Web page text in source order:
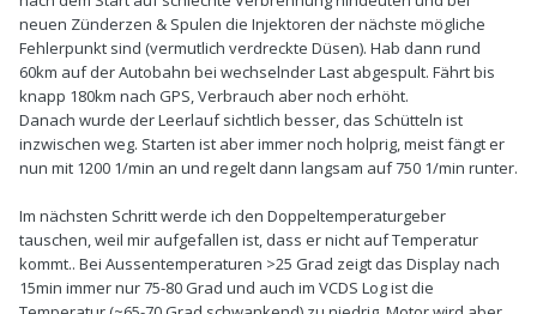
neuen Zünderzen & Spulen die Injektoren der nächste mögliche
Fehlerpunkt sind (vermutlich verdreckte Düsen). Hab dann rund
60km auf der Autobahn bei wechselnder Last abgespult. Fährt bis
knapp 180km nach GPS, Verbrauch aber noch erhöht.
Danach wurde der Leerlauf sichtlich besser, das Schütteln ist
inzwischen weg. Starten ist aber immer noch holprig, meist fängt er
nun mit 1200 1/min an und regelt dann langsam auf 750 1/min runter.
Im nächsten Schritt werde ich den Doppeltemperaturgeber
tauschen, weil mir aufgefallen ist, dass er nicht auf Temperatur
kommt.. Bei Aussentemperaturen >25 Grad zeigt das Display nach
15min immer nur 75-80 Grad und auch im VCDS Log ist die